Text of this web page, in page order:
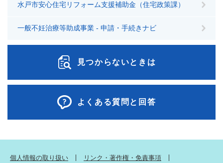
水戸市安心住宅リフォーム支援補助金（住宅政策課）
一般不妊治療等助成事業 - 申請・手続きナビ
見つからないときは
よくある質問と回答
個人情報の取り扱い
リンク・著作権・免責事項